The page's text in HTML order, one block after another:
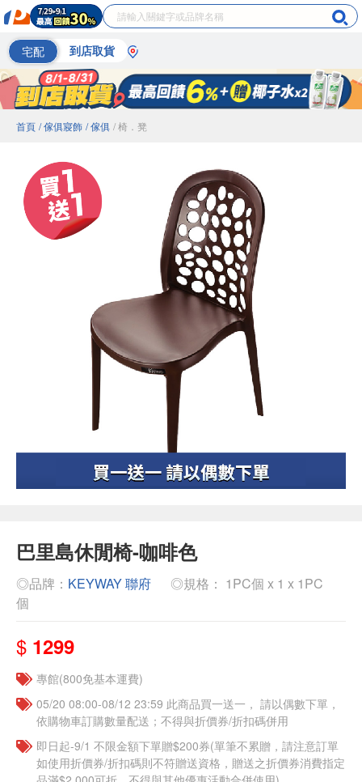
宅配 到店取貨
首頁 / 傢俱寢飾 / 傢俱 / 椅．凳
巴里島休閒椅-咖啡色
◎品牌： KEYWAY 聯府
◎規格： 1PC個 x 1 x 1PC
個
$ 1299
專館(800免基本運費)
05/20 08:00-08/12 23:59 此商品買一送一， 請以偶數下單，
依購物車訂購數量配送；不得與折價券/折扣碼併用
即日起-9/1 不限金額下單贈$200券(單筆不累贈，請注意訂單
如使用折價券/折扣碼則不符贈送資格，贈送之折價券消費指定